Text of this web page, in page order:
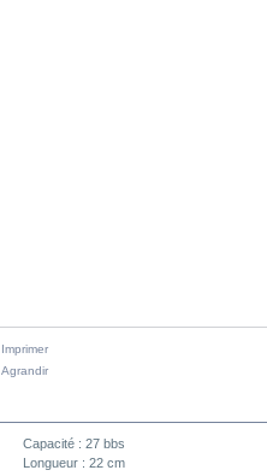
Imprimer
Agrandir
Capacité : 27 bbs
Longueur : 22 cm